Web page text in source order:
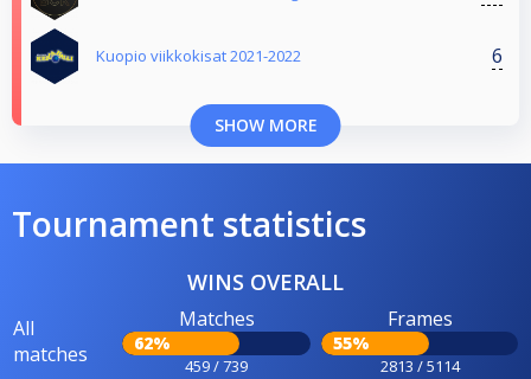
Kuopio viikkokisat 2021-2022 6
SHOW MORE
Tournament statistics
WINS OVERALL
All
matches
Matches
62%
459 / 739
Frames
55%
2813 / 5114